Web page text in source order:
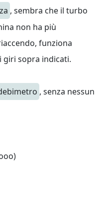
, sembra che il turbo
non ha più
funziona
sopra indicati.
, senza nessun